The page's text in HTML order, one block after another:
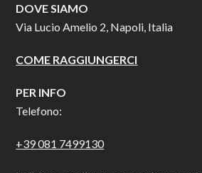
DOVE SIAMO
Via Lucio Amelio 2, Napoli, Italia
COME RAGGIUNGERCI
PER INFO
Telefono:
+39 081 7499130